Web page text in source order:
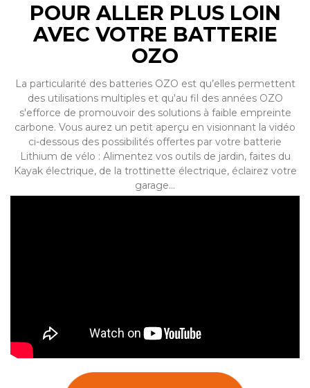
POUR ALLER PLUS LOIN
AVEC VOTRE BATTERIE
OZO
La particularité des batteries OZO est qu’elles permettent
des utilisations multiples et qu'au fil des années OZO
s'efforce de promouvoir des solutions à faible empreinte
carbone. Vous aurez un petit aperçu en visionnant la vidéo
ci-dessous des possibilités offertes par votre batterie
Lithium de vélo : Alimentez vos outils de jardin, faites du
Kayak électrique, de la trottinette électrique, éclairez votre
garage...